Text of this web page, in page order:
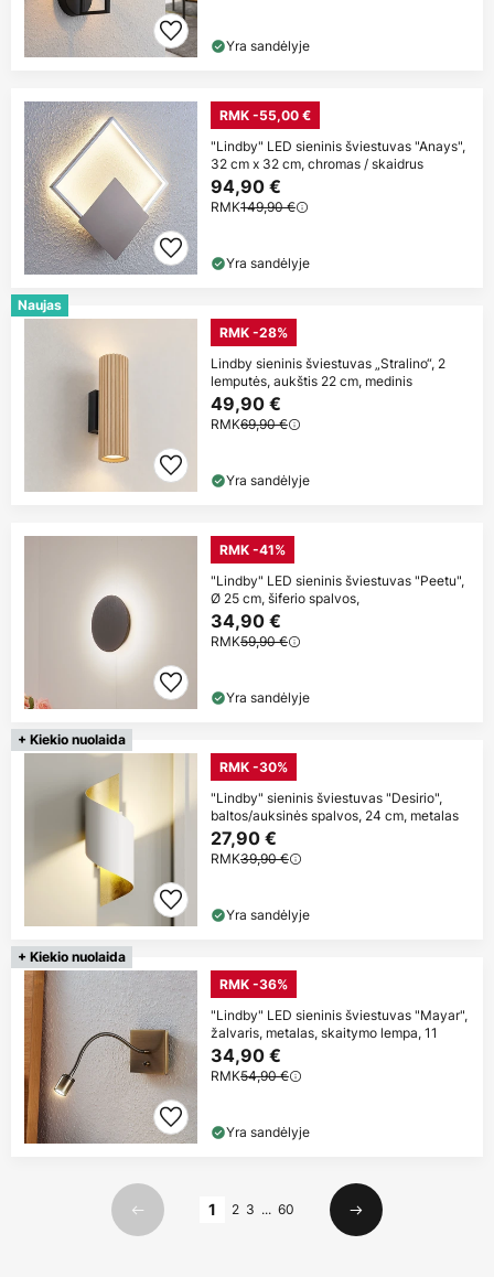
Yra sandėlyje
RMK -55,00 €
"Lindby" LED sieninis šviestuvas "Anays",
32 cm x 32 cm, chromas / skaidrus
94,90 €
RMK149,90 €
Yra sandėlyje
Naujas
RMK -28%
Lindby sieninis šviestuvas „Stralino“, 2
lemputės, aukštis 22 cm, medinis
49,90 €
RMK69,90 €
Yra sandėlyje
RMK -41%
"Lindby" LED sieninis šviestuvas "Peetu",
Ø 25 cm, šiferio spalvos,
34,90 €
RMK59,90 €
Yra sandėlyje
+ Kiekio nuolaida
RMK -30%
"Lindby" sieninis šviestuvas "Desirio",
baltos/auksinės spalvos, 24 cm, metalas
27,90 €
RMK39,90 €
Yra sandėlyje
+ Kiekio nuolaida
RMK -36%
"Lindby" LED sieninis šviestuvas "Mayar",
žalvaris, metalas, skaitymo lempa, 11
34,90 €
RMK54,90 €
Yra sandėlyje
Ankstesnis
1 2 3 ... 60
Kitas